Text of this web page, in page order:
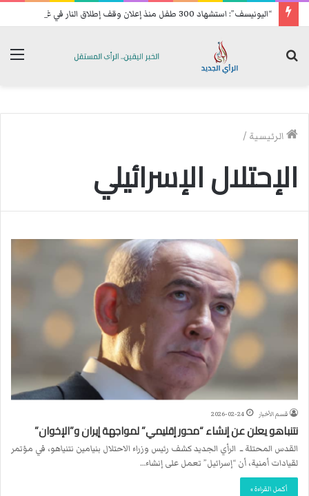
“اليونيسف”: استشهاد 300 طفل منذ إعلان وقف إطلاق النار في غزة
الرئيسية /
الإحتلال الإسرائيلي
قسم الأخبار 2026-02-24
نتنباهو يعلن عن إنشاء “محور إقليمي” لمواجهة إيران و”الإخوان”
القدس المحتلة ــ الرأي الجديد كشف رئيس وزراء الاحتلال بنيامين نتنياهو، في مؤتمر
لقيادات أمنية، أن “إسرائيل” تعمل على إنشاء…
أكمل القراءة »